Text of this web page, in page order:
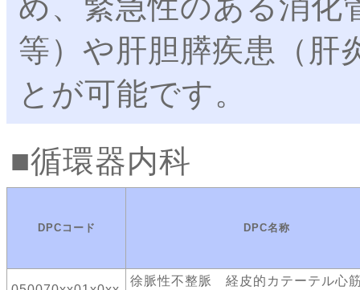
等）や肝胆膵疾患（肝
とが可能です。
循環器内科
DPCコード DPC名称
徐脈性不整脈 経皮的カテーテル心